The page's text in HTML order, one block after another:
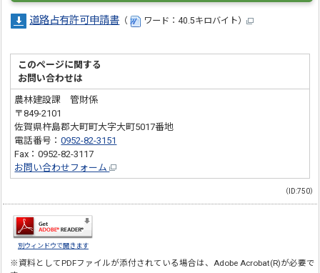
道路占有許可申請書 （ ワード：40.5キロバイト）
このページに関する
お問い合わせは
農林建設課 管財係
〒849-2101
佐賀県杵島郡大町町大字大町5017番地
電話番号：0952-82-3151
Fax：0952-82-3117
お問い合わせフォーム
（ID:750）
別ウィンドウで開きます
※資料としてPDFファイルが添付されている場合は、Adobe Acrobat(R)が必要で